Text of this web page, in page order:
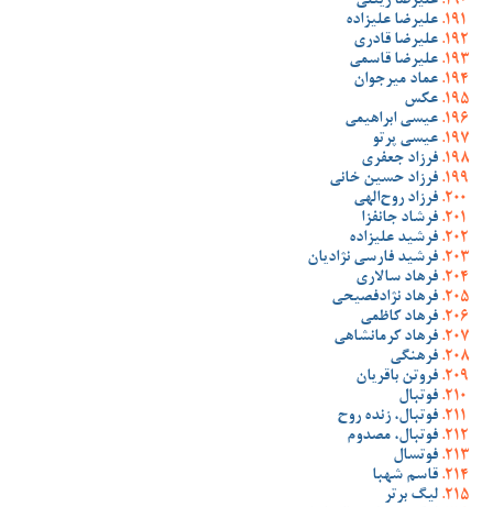
علیرضا علیزاده
علیرضا قادری
علیرضا قاسمی
عماد میرجوان
عکس
عیسی ابراهیمی
عیسی پرتو
فرزاد جعفری
فرزاد حسین خانی
فرزاد روح‌الهی
فرشاد جانفزا
فرشید علیزاده
فرشید فارسی نژادیان
فرهاد سالاری
فرهاد نژادفصیحی
فرهاد کاظمی
فرهاد کرمانشاهی
فرهنگی
فروتن باقریان
فوتبال
فوتبال، زنده روح
فوتبال، مصدوم
فوتسال
قاسم شهبا
لیگ برتر